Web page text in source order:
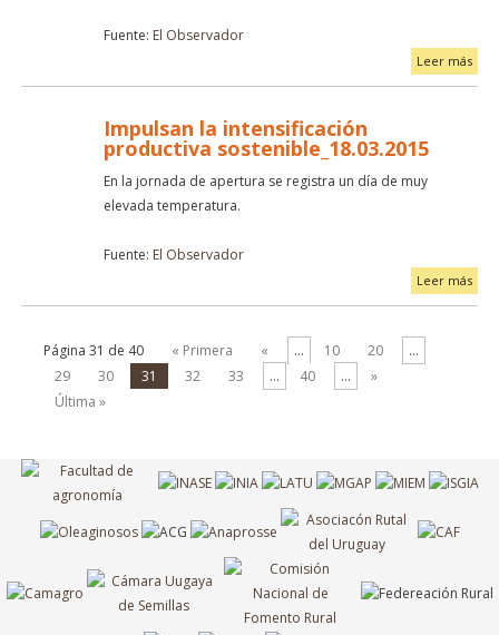
Fuente: El Observador
Leer más
Impulsan la intensificación
productiva sostenible_18.03.2015
En la jornada de apertura se registra un día de muy
elevada temperatura.
Fuente: El Observador
Leer más
Página 31 de 40 « Primera « ... 10 20
...
29
30 31 32 33 ... 40 ...
»
Última »